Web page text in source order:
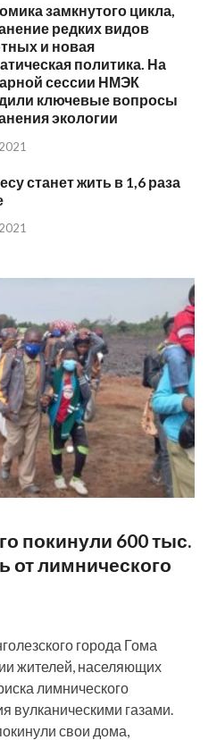
замкнутого цикла,
редких видов
и новая
политика. На
сессии НМЭК
ключевые вопросы
экологии
станет жить в 1,6 раза
покинули 600 тыс.
от лимнического
города Гома
жителей, населяющих
лимнического
вулканическими газами.
свои дома,